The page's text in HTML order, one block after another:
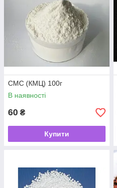
СМС (КМЦ) 100г
В наявності
60 ₴
Купити